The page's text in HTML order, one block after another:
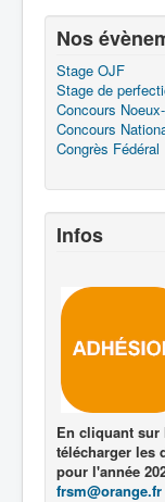
Nos
Stage OJF
Stage de
Concours
Concours
Congrès Fédéral
Infos
En cliquant sur
télécharger les
pour l'année
frsm@orange.fr